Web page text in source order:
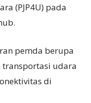
(PJP4U) pada
pemda berupa
udara
di